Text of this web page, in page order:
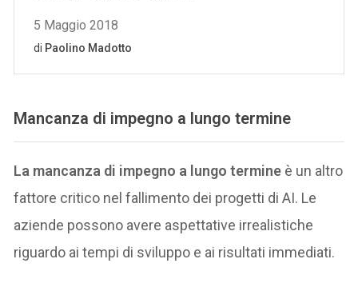
Mancanza di impegno a lungo termine
La mancanza di impegno a lungo termine è un altro
fattore critico nel fallimento dei progetti di AI. Le
aziende possono avere aspettative irrealistiche
riguardo ai tempi di sviluppo e ai risultati immediati.